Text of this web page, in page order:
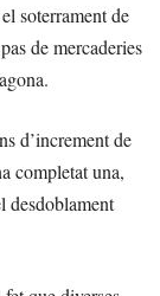
soterrament de
de mercaderies
d’increment de
completat una,
desdoblament